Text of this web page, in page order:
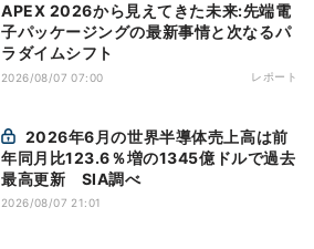
APEX 2026から見えてきた未来:先端電
子パッケージングの最新事情と次なるパ
ラダイムシフト
2026/08/07 07:00 レポート
年同月比123.6％増の1345億ドルで過去
最高更新 SIA調べ
2026/08/07 21:01